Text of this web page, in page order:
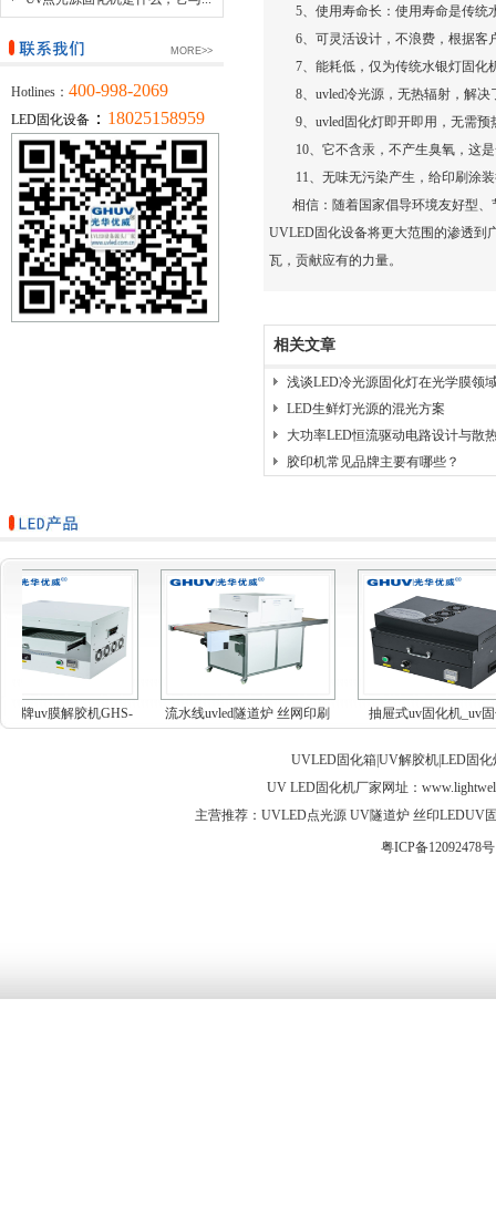
MORE>>
Hotlines： 400-998-2069
LED固化设备 ： 18025158959
5、使用寿命长：使用寿命是传统
6、可灵活设计，不浪费，根据
7、能耗低，仅为传统水银灯固
8、uvled冷光源，无热辐射，解决
9、 uvled固化灯即开即用，无需
10、它不含汞，不产生臭氧，这
11、无味无污染产生，给印刷涂装
相信：随着国家倡导环境友好型、
UVLED固化设备将更大范围的渗透到
瓦，贡献应有的力量。
相关文章
浅谈LED冷光源固化灯在光学膜领
LED生鲜灯光源的混光方案
大功率LED恒流驱动电路设计与散
胶印机常见品牌主要有哪些？
威牌uv膜解胶机GHS-
流水线uvled隧道炉 丝网印刷
抽屉式uv固化机_uv
UVLED固化箱|UV解胶机|LED固化
UV LED固化机厂家网址：
主营推荐：UVLED点光源 UV隧道炉 丝印LEDUV
粤ICP备12092478号